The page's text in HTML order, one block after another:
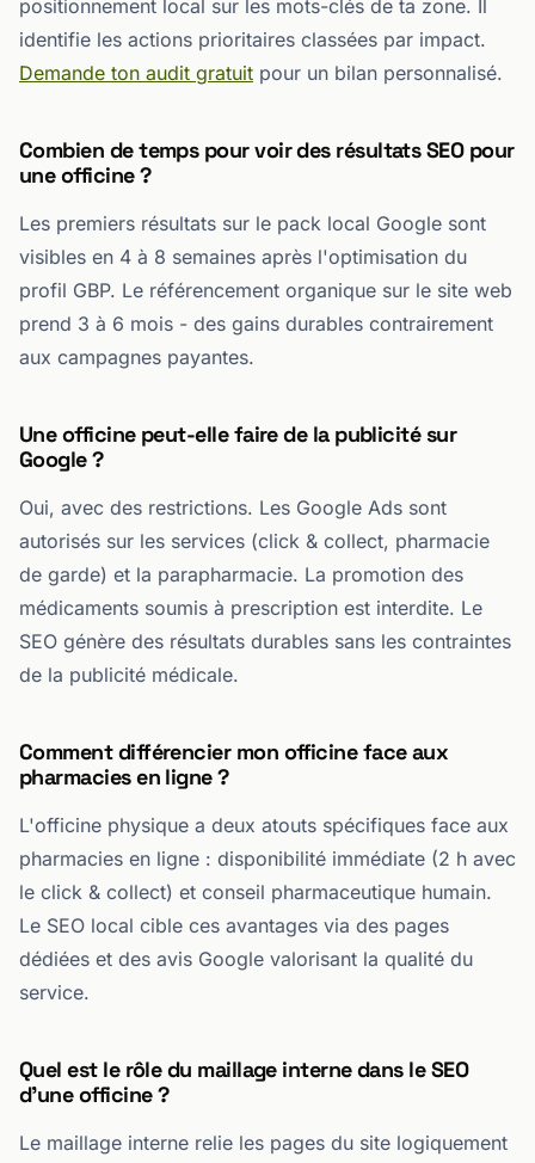
positionnement local sur les mots-clés de ta zone. Il
identifie les actions prioritaires classées par impact.
Demande ton audit gratuit pour un bilan personnalisé.
Combien de temps pour voir des résultats SEO pour
une officine ?
Les premiers résultats sur le pack local Google sont
visibles en 4 à 8 semaines après l'optimisation du
profil GBP. Le référencement organique sur le site web
prend 3 à 6 mois - des gains durables contrairement
aux campagnes payantes.
Une officine peut-elle faire de la publicité sur
Google ?
Oui, avec des restrictions. Les Google Ads sont
autorisés sur les services (click & collect, pharmacie
de garde) et la parapharmacie. La promotion des
médicaments soumis à prescription est interdite. Le
SEO génère des résultats durables sans les contraintes
de la publicité médicale.
Comment différencier mon officine face aux
pharmacies en ligne ?
L'officine physique a deux atouts spécifiques face aux
pharmacies en ligne : disponibilité immédiate (2 h avec
le click & collect) et conseil pharmaceutique humain.
Le SEO local cible ces avantages via des pages
dédiées et des avis Google valorisant la qualité du
service.
Quel est le rôle du maillage interne dans le SEO
d'une officine ?
Le maillage interne relie les pages du site logiquement